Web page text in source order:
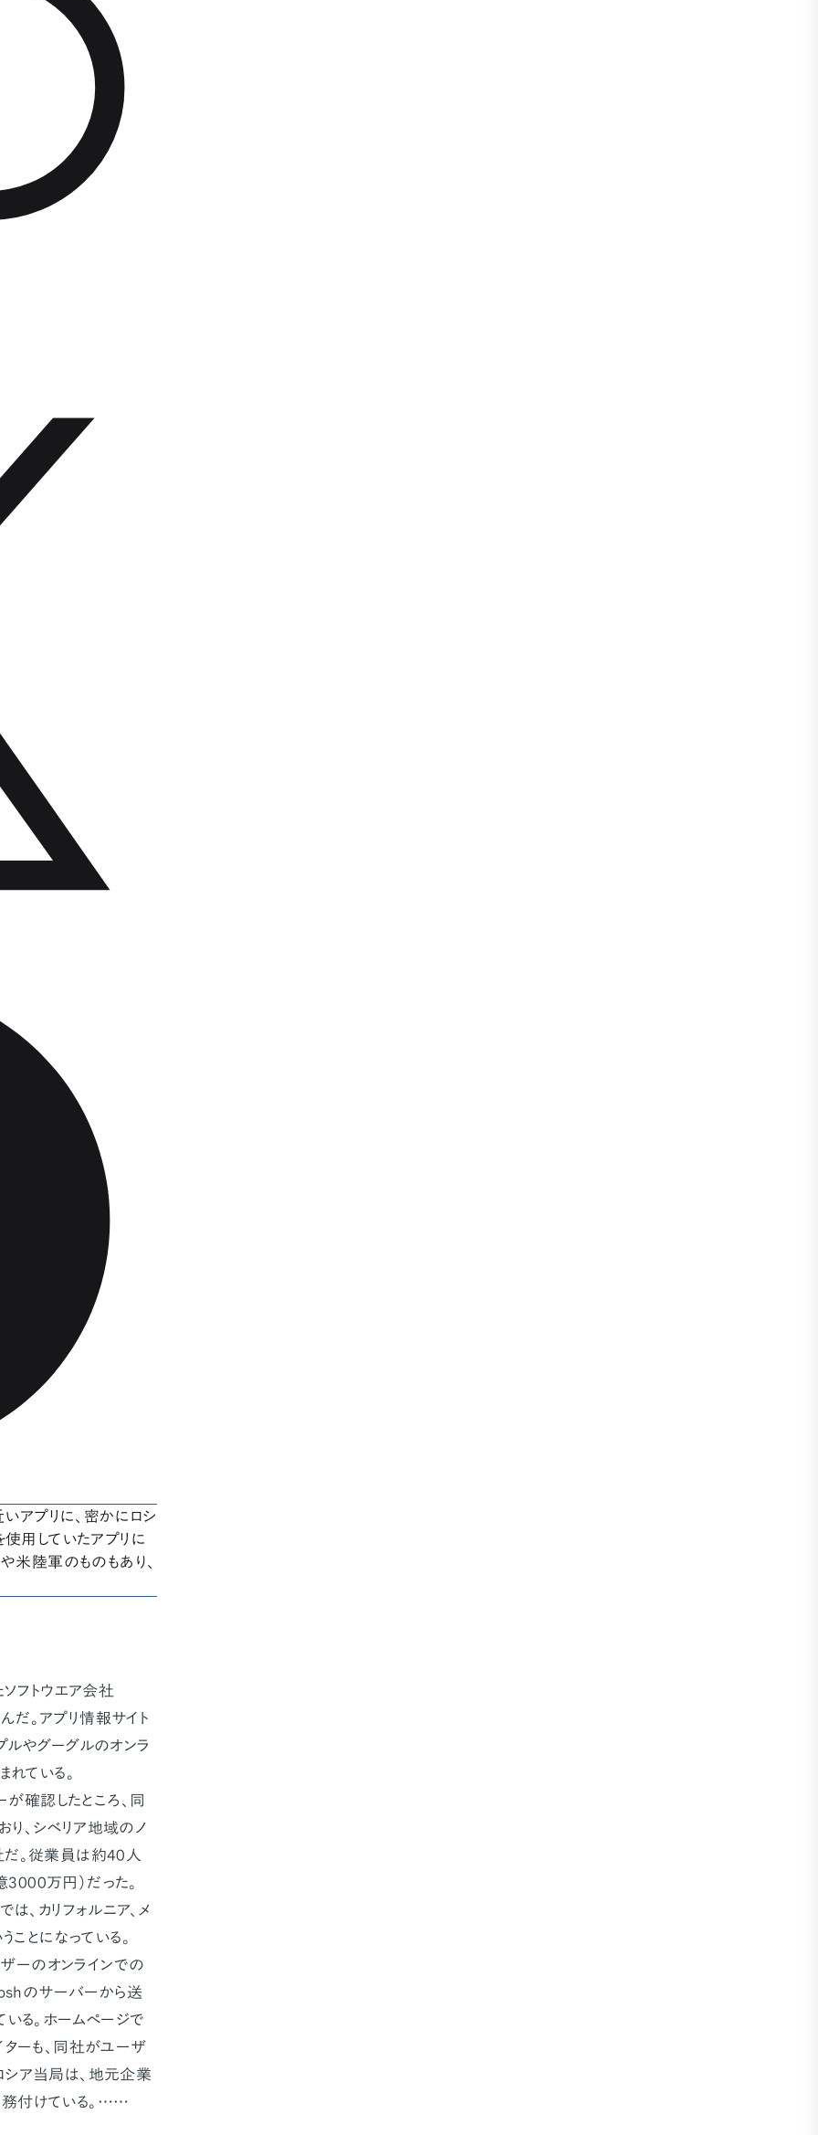
アプリに、密かにロシ
使用していたアプリに
米陸軍のものもあり、
ソフトウエア会社
だ。アプリ情報サイト
ルやグーグルのオンラ
ている。
確認したところ、同
、シベリア地域のノ
だ。従業員は約40人
万円）だった。
、カリフォルニア、メ
ことになっている。
ーのオンラインでの
のサーバーから送
いる。ホームページで
ターも、同社がユーザ
シア当局は、地元企業
務付けている。……